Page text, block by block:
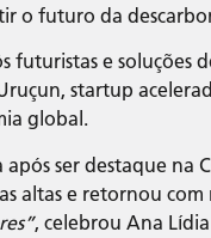
o futuro da
futuristas e soluções
startup
global.
após ser destaque na
altas e retornou com
, celebrou Ana